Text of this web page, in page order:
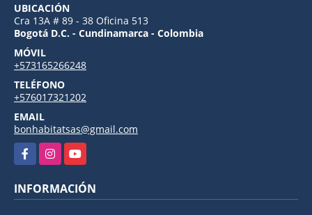
UBICACIÓN
Cra 13A # 89 - 38 Oficina 513
Bogotá D.C. - Cundinamarca - Colombia
MÓVIL
+573165266248
TELÉFONO
+576017321202
EMAIL
bonhabitatsas@gmail.com
FacebookInstagramYouTube
INFORMACIÓN